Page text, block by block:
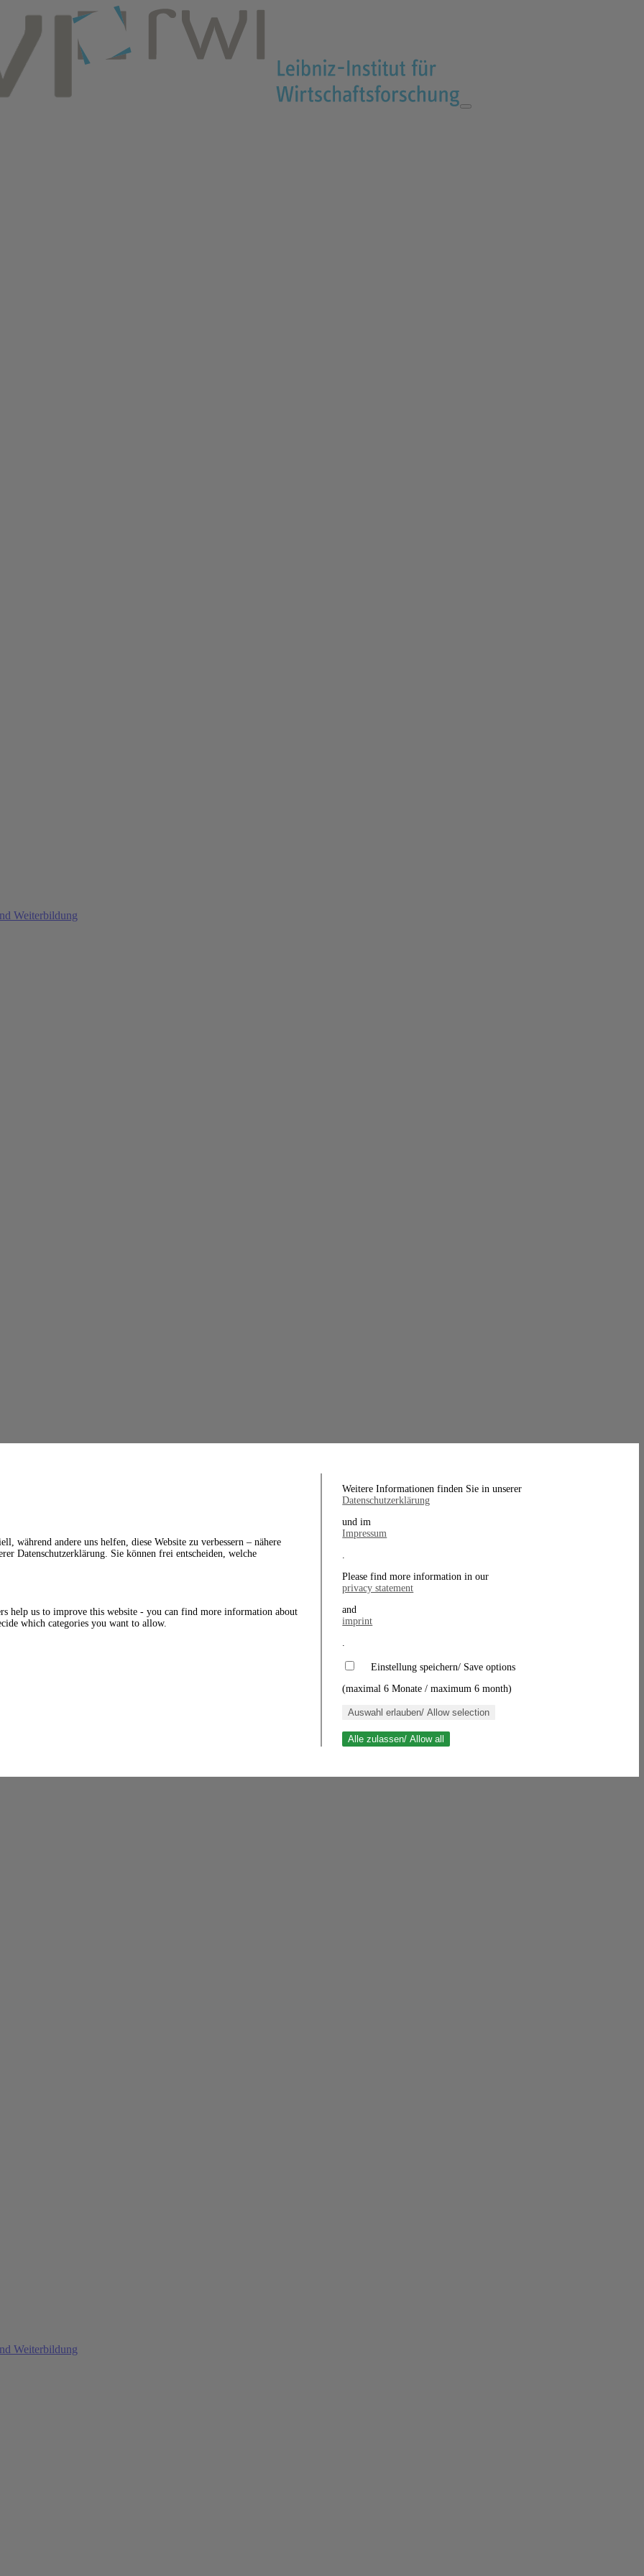
Weiterbildung
Weiterbildung
während andere uns helfen, diese Website zu verbessern – nähere
Datenschutzerklärung. Sie können frei entscheiden, welche
help us to improve this website - you can find more information about
which categories you want to allow.
Weitere Informationen finden Sie in unserer
Datenschutzerklärung
und im
Impressum
.
Please find more information in our
privacy statement
and
imprint
.
Einstellung speichern/ Save options
(maximal 6 Monate / maximum 6 month)
Auswahl erlauben/ Allow selection
Alle zulassen/ Allow all